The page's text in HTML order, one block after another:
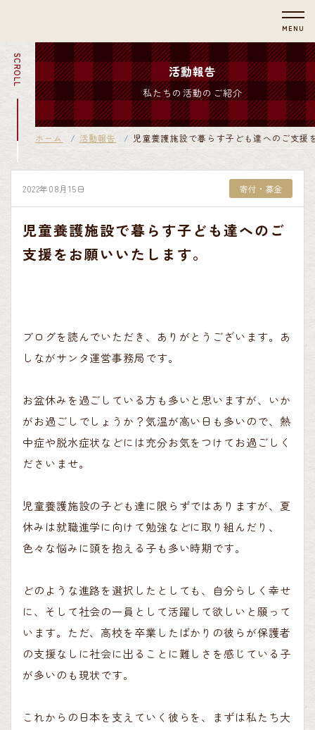
MENU
SCROLL 活動報告
私たちの活動のご紹介
ホーム 活動報告 児童養護施設で暮らす子ども達へのご支援
2022年08月15日 寄付・募金
児童養護施設で暮らす子ども達へのご
支援をお願いいたします。
ブログを読んでいただき、ありがとうございます。あ
しながサンタ運営事務局です。
お盆休みを過ごしている方も多いと思いますが、いか
がお過ごしでしょうか？気温が高い日も多いので、熱
中症や脱水症状などには充分お気をつけてお過ごしく
ださいませ。
児童養護施設の子ども達に限らずではありますが、夏
休みは就職進学に向けて勉強などに取り組んだり、
色々な悩みに頭を抱える子も多い時期です。
どのような進路を選択したとしても、自分らしく幸せ
に、そして社会の一員として活躍して欲しいと願って
います。ただ、高校を卒業したばかりの彼らが保護者
の支援なしに社会に出ることに難しさを感じている子
が多いのも現状です。
これからの日本を支えていく彼らを、まずは私たち大